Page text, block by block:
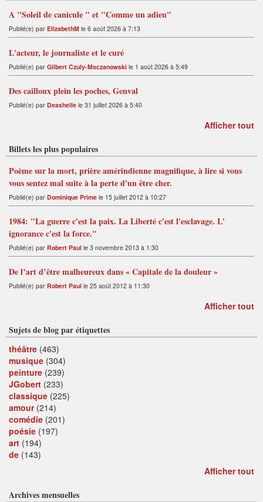
A "Soleil de canicule " et "Comme un adieu"
Publié(e) par ElizabethM le 6 août 2026 à 7:13
L'acteur, le journaliste et le curé
Publié(e) par Gilbert Czuly-Msczanowski le 1 août 2026 à 5:49
Des cailloux plein les poches, Genval
Publié(e) par Deashelle le 31 juillet 2026 à 5:40
Afficher tout
Billets les plus populaires
Poème sur la mort, prière amérindienne magnifique, à lire si vous
vous sentez mal suite à la perte d'un être cher.
Publié(e) par Dominique Prime le 15 juillet 2012 à 10:27
1984: "La guerre c'est la paix. La Liberté c'est l'esclavage. L'
ignorance c'est la force."
Publié(e) par Robert Paul le 3 novembre 2013 à 1:30
De l’art d’être malheureux dans « Capitale de la douleur »
Publié(e) par Robert Paul le 25 août 2012 à 11:30
Afficher tout
Sujets de blog par étiquettes
théâtre (463)
musique (304)
peinture (239)
JGobert (233)
classique (225)
amour(214)
comédie (201)
poésie (197)
art (194)
de (143)
Afficher tout
Archives mensuelles